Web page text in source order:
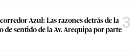
Azul: Las razones detrás de la
sentido de la Av. Arequipa por parte3